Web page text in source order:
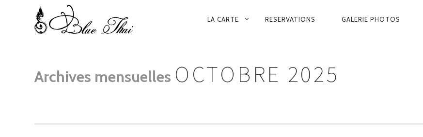
NAVIGATION
LA CARTE RESERVATIONS GALERIE PHOTOS
Archives mensuelles OCTOBRE 2025